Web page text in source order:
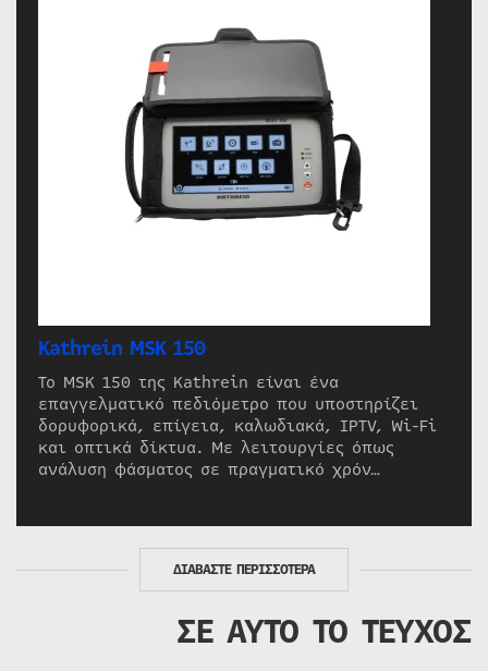
Kathrein MSK 150
Το MSK 150 της Kathrein είναι ένα
επαγγελματικό πεδιόμετρο που υποστηρίζει
δορυφορικά, επίγεια, καλωδιακά, IPTV, Wi-Fi
και οπτικά δίκτυα. Με λειτουργίες όπως
ανάλυση φάσματος σε πραγματικό χρόν…
ΔΙΑΒΑΣΤΕ ΠΕΡΙΣΣΟΤΕΡΑ
ΣΕ ΑΥΤΟ ΤΟ ΤΕΥΧΟΣ